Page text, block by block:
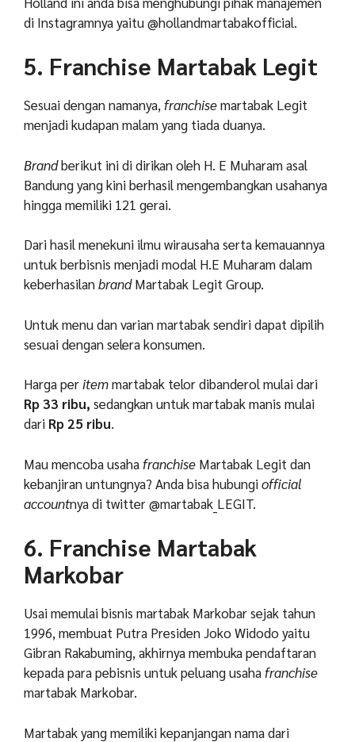
di Instagramnya yaitu @hollandmartabakofficial.
5. Franchise Martabak Legit
Sesuai dengan namanya, franchisemartabak Legit
menjadi kudapan malam yang tiada duanya.
Brandberikut ini di dirikan oleh H. E Muharam asal
Bandung yang kini berhasil mengembangkan usahanya
hingga memiliki 121 gerai.
Dari hasil menekuni ilmu wirausaha serta kemauannya
untuk berbisnis menjadi modal H.E Muharam dalam
keberhasilanbrandMartabak Legit Group.
Untuk menu dan varian martabak sendiri dapat dipilih
sesuai dengan selera konsumen.
Harga peritemmartabak telor dibanderol mulai dari
Rp 33 ribu, sedangkan untuk martabak manis mulai
dari Rp 25 ribu.
Mau mencoba usahafranchise Martabak Legit dan
kebanjiran untungnya? Anda bisa hubungiofficial
accountnya di twitter @martabak_LEGIT.
6. Franchise Martabak
Markobar
Usai memulai bisnis martabak Markobar sejak tahun
1996, membuat Putra Presiden Joko Widodo yaitu
Gibran Rakabuming, akhirnya membuka pendaftaran
kepada para pebisnis untuk peluang usahafranchise
martabak Markobar.
Martabak yang memiliki kepanjangan nama dari